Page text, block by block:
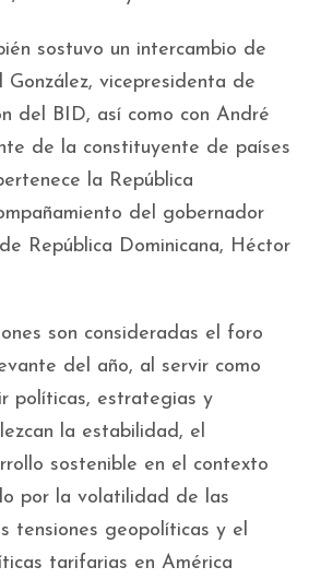
sostuvo un intercambio de
vicepresidenta de
del BID, así como con André
de la constituyente de países
la República
del gobernador
República Dominicana, Héctor
son consideradas el foro
del año, al servir como
políticas, estrategias y
la estabilidad, el
sostenible en el contexto
por la volatilidad de las
tensiones geopolíticas y el
tarifarias en América